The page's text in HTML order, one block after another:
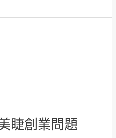
睫創業問題